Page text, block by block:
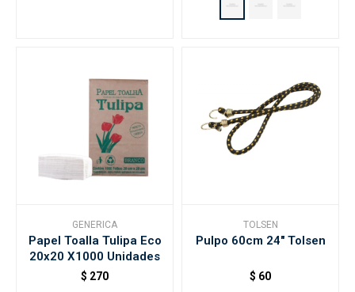
GENERICA
Papel Toalla Tulipa Eco
20x20 X1000 Unidades
$ 270
TOLSEN
Pulpo 60cm 24" Tolsen
$ 60